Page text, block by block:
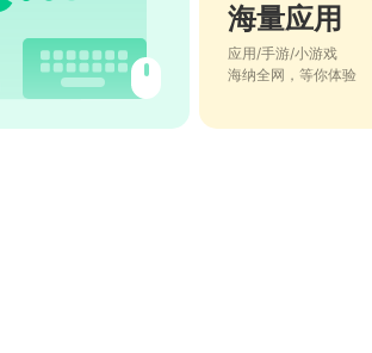
海量应用
应用/手游/小游戏
海纳全网，等你体验